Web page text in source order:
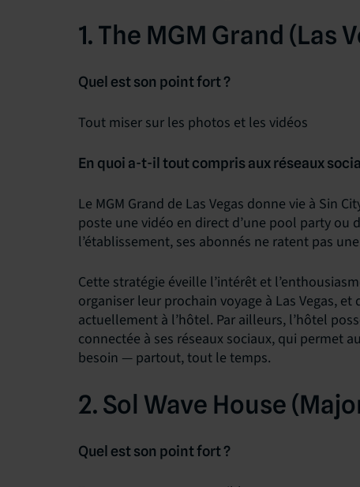
1. The MGM Grand (Las
Quel est son point fort ?
Tout miser sur les photos et les vidéos
En quoi a-t-il tout compris aux réseaux
Le MGM Grand de Las Vegas donne vie à Sin
poste une vidéo en direct d’une pool party ou
l’établissement, ses abonnés ne ratent pas
Cette stratégie éveille l’intérêt et
organiser leur prochain voyage à Las Vegas,
actuellement à l’hôtel. Par ailleurs, l’hôtel
connectée à ses réseaux sociaux, qui permet
besoin — partout, tout le temps.
2. Sol Wave House
Quel est son point fort ?